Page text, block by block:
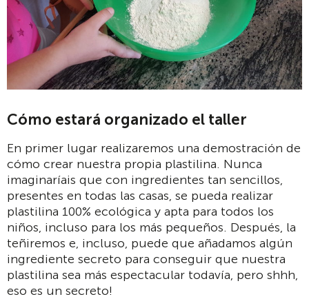
Cómo estará organizado el taller
En primer lugar realizaremos una demostración de
cómo crear nuestra propia plastilina. Nunca
imaginaríais que con ingredientes tan sencillos,
presentes en todas las casas, se pueda realizar
plastilina 100% ecológica y apta para todos los
niños, incluso para los más pequeños. Después, la
teñiremos e, incluso, puede que añadamos algún
ingrediente secreto para conseguir que nuestra
plastilina sea más espectacular todavía, pero shhh,
eso es un secreto!